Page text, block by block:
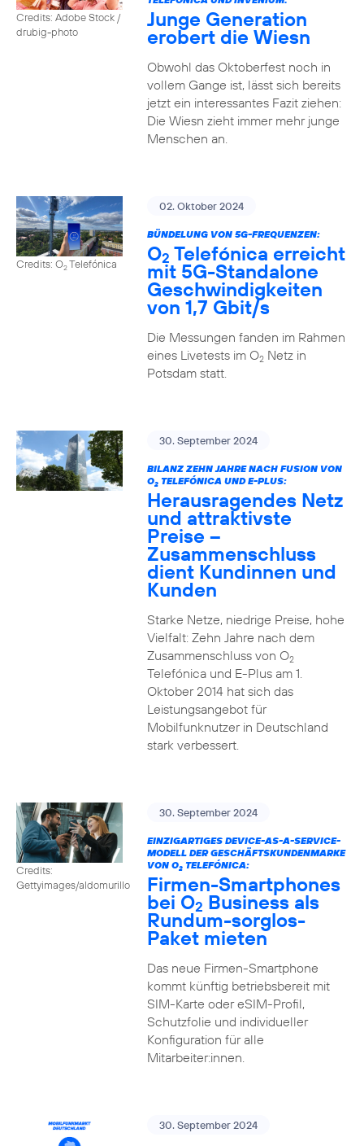
Credits: Adobe Stock /
drubig-photo
Junge Generation
erobert die Wiesn
Obwohl das Oktoberfest noch in
vollem Gange ist, lässt sich bereits
jetzt ein interessantes Fazit ziehen:
Die Wiesn zieht immer mehr junge
Menschen an.
Credits: O2Telefónica
02. Oktober 2024
BÜNDELUNG VON 5G-FREQUENZEN:
O2 Telefónica erreicht
mit 5G-Standalone
Geschwindigkeiten
von 1,7 Gbit/s
Die Messungen fanden im Rahmen
eines Livetests im O2Netz in
Potsdam statt.
30. September 2024
BILANZ ZEHN JAHRE NACH FUSION VON
O2TELEFÓNICA UND E-PLUS:
Herausragendes Netz
und attraktivste
Preise –
Zusammenschluss
dient Kundinnen und
Kunden
Starke Netze, niedrige Preise, hohe
Vielfalt: Zehn Jahre nach dem
Zusammenschluss von O2
Telefónica und E-Plus am 1.
Oktober 2014 hat sich das
Leistungsangebot für
Mobilfunknutzer in Deutschland
stark verbessert.
Credits:
Gettyimages/aldomurillo
30. September 2024
EINZIGARTIGES DEVICE-AS-A-SERVICE-
MODELL DER GESCHÄFTSKUNDENMARKE
VON O2TELEFÓNICA:
Firmen-Smartphones
bei O2 Business als
Rundum-sorglos-
Paket mieten
Das neue Firmen-Smartphone
kommt künftig betriebsbereit mit
SIM-Karte oder eSIM-Profil,
Schutzfolie und individueller
Konfiguration für alle
Mitarbeiter:innen.
30. September 2024